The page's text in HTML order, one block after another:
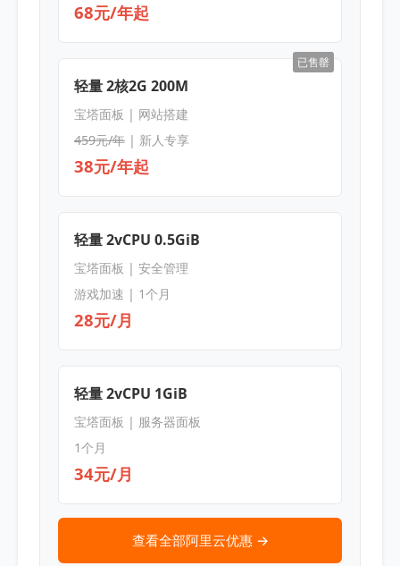
68元/年起
已售罄
轻量 2核2G 200M
宝塔面板 | 网站搭建
459元/年| 新人专享
38元/年起
轻量 2vCPU 0.5GiB
宝塔面板 | 安全管理
游戏加速 | 1个月
28元/月
轻量 2vCPU 1GiB
宝塔面板 | 服务器面板
1个月
34元/月
查看全部阿里云优惠 →